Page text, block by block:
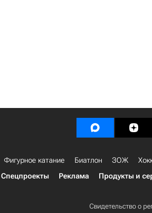
Фигурное катание Биатлон ЗОЖ
Спецпроекты
Реклама Продукты и
Свидетельство о